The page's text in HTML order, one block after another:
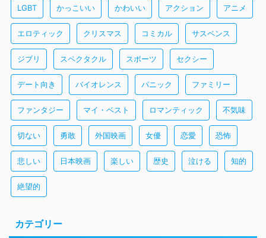
LGBT かっこいい かわいい アクション アニメ
エロティック クリスマス コミカル サスペンス
ジブリ スペクタクル スポーツ セクシー
デート向き バイオレンス パニック ファミリー
ファンタジー マイ・ベスト ロマンティック 不気味
切ない 勇敢 外国映画 女優 恋愛 恐怖
悲しい 日本映画 楽しい 歴史 泣ける 知的
絶望的
カテゴリー